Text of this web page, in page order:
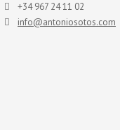
+34 967 24 11 02
info@antoniosotos.com